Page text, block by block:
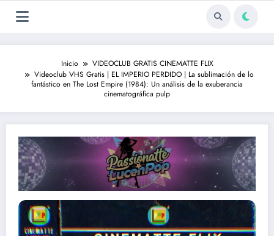
Inicio
VIDEOCLUB GRATIS CINEMATTE FLIX
Videoclub VHS Gratis | EL IMPERIO PERDIDO | La sublimación de lo
fantástico en The Lost Empire (1984): Un análisis de la exuberancia
cinematográfica pulp